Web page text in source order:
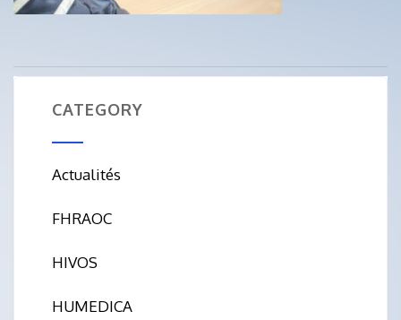
CATEGORY
Actualités
FHRAOC
HIVOS
HUMEDICA